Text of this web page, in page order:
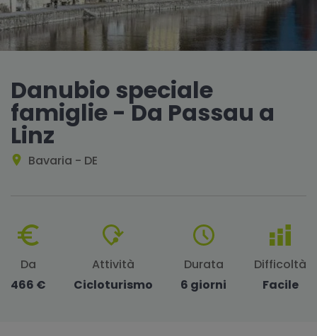
Danubio speciale
famiglie - Da Passau a
Linz
Bavaria - DE
Da
466 €
Attività
Cicloturismo
Durata
6 giorni
Difficoltà
Facile